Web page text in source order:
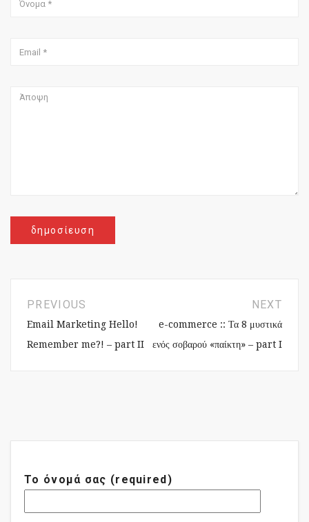
PREVIOUS
Email Marketing Hello!
Remember me?! – part II
NEXT
e-commerce :: Τα 8 μυστικά
ενός σοβαρού «παίκτη» – part I
Το όνομά σας (required)